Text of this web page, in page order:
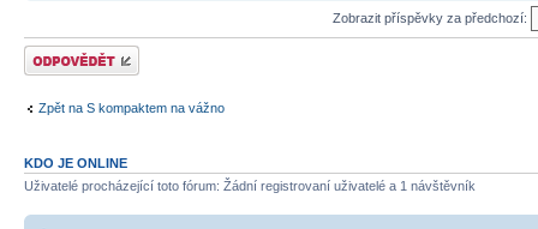
Zobrazit příspěvky za předchozí:
Odeslat odpověď
Zpět na S kompaktem na vážno
KDO JE ONLINE
Uživatelé procházející toto fórum: Žádní registrovaní uživatelé a 1 návštěvník